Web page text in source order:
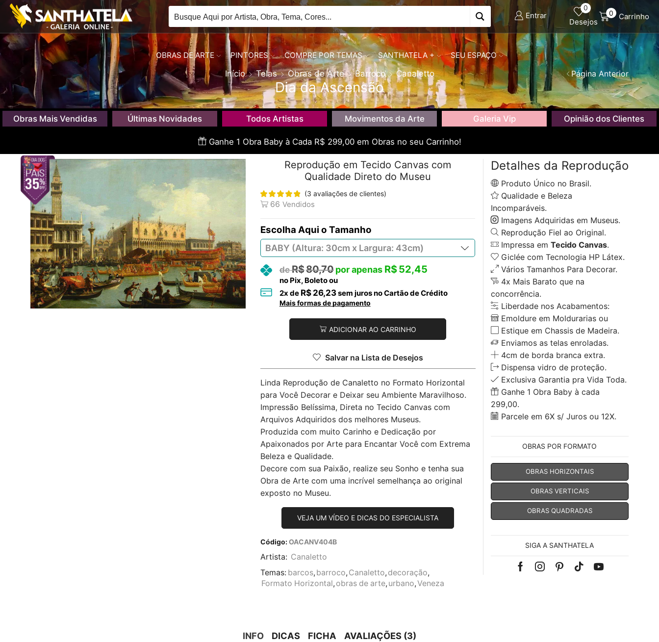
Entrar
0
Desejos
0 Carrinho
OBRAS DE ARTE PINTORES COMPRE POR TEMAS SANTHATELA + SEU ESPAÇO
Início Telas Obras de Arte Barroco Canaletto
Dia da Ascensão
Página Anterior
Obras Mais Vendidas Últimas Novidades Todos Artistas Movimentos da Arte Galeria Vip Opinião dos Clientes
Ganhe 1 Obra Baby à Cada R$ 299,00 em Obras no seu Carrinho!
Reprodução em Tecido Canvas com
Qualidade Direto do Museu
(3 avaliações de clientes)
66 Vendidos
Tamanho
R$80,70 R$52,45
no Pix, Boleto ou
2x de R$ 26,23sem juros no Cartão de Crédito
Mais formas de pagamento
ADICIONAR AO CARRINHO
Salvar na Lista de Desejos
Linda Reprodução de Canaletto no Formato Horizontal
para Você Decorar e Deixar seu Ambiente Maravilhoso.
Impressão Belíssima, Direta no Tecido Canvas com
Arquivos Adquiridos dos melhores Museus.
Produzida com muito Carinho e Dedicação por
Apaixonados por Arte para Encantar Você com Extrema
Beleza e Qualidade.
Decore com sua Paixão, realize seu Sonho e tenha sua
Obra de Arte com uma incrível semelhança ao original
exposto no Museu.
VEJA UM VÍDEO E DICAS DO ESPECIALISTA
Código:OACANV404B
Artista: Canaletto
Temas: barcos, barroco, Canaletto, decoração,
Formato Horizontal, obras de arte, urbano,Veneza
Detalhes da Reprodução
Produto Único no Brasil.
Qualidade e Beleza
Incomparáveis.
Imagens Adquiridas em Museus.
Reprodução Fiel ao Original.
Impressa em Tecido Canvas.
Giclée com Tecnologia HP Látex.
Vários Tamanhos Para Decorar.
4x Mais Barato que na
concorrência.
Liberdade nos Acabamentos:
Emoldure em Moldurarias ou
Estique em Chassis de Madeira.
Enviamos as telas enroladas.
4cm de borda branca extra.
Dispensa vidro de proteção.
Exclusiva Garantia pra Vida Toda.
Ganhe 1 Obra Baby à cada
299,00.
Parcele em 6X s/ Juros ou 12X.
OBRAS POR FORMATO
OBRAS HORIZONTAIS
OBRAS VERTICAIS
OBRAS QUADRADAS
SIGA A SANTHATELA
FacebookInstagramPinterest
Tik-Youtube
INFO DICAS FICHA AVALIAÇÕES (3)